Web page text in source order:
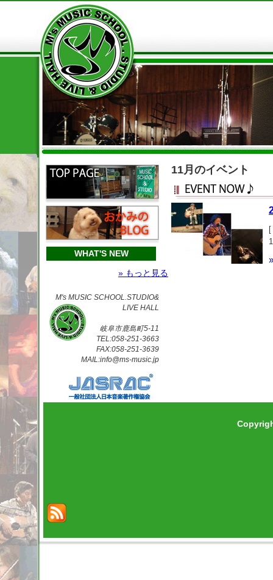
WHAT'S NEW
» もっと見る
M's MUSIC SCHOOL.STUDIO&
LIVE HALL
岐阜市鹿島町5-11
TEL:058-251-3663
FAX:058-251-3639
MAIL:info@ms-music.jp
11月のイベント